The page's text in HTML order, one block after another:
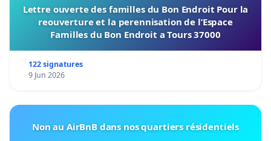
Lettre ouverte des familles du Bon Endroit Pour la
reouverture et la perennisation de l’Espace
Familles du Bon Endroit a Tours 37000
122 signatures
9 Jun 2026
Non au AirBnB dans nos quartiers résidentiels